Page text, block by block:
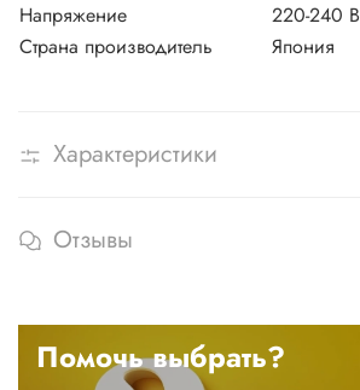
Напряжение
220-240 В
Страна производитель
Япония
Характеристики
Отзывы
Помочь выбрать?